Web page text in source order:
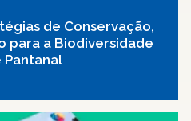
de Conservação,
para a Biodiversidade
Pantanal